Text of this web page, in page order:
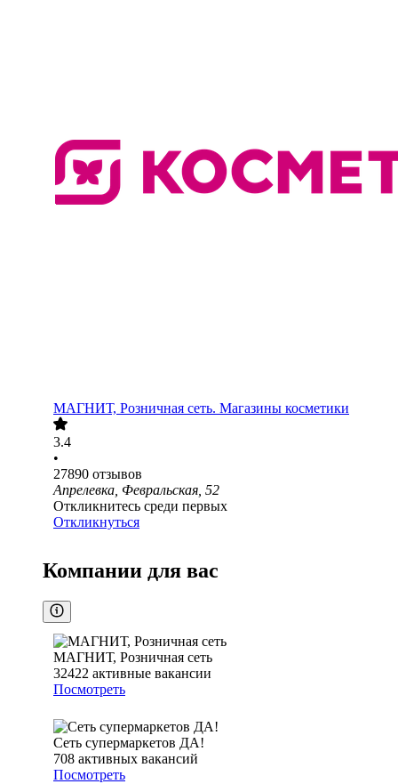
МАГНИТ, Розничная сеть. Магазины косметики
3.4
•
27890 отзывов
Апрелевка, Февральская, 52
Откликнитесь среди первых
Откликнуться
Компании для вас
МАГНИТ, Розничная сеть
32422 активные вакансии
Посмотреть
Сеть супермаркетов ДА!
708 активных вакансий
Посмотреть